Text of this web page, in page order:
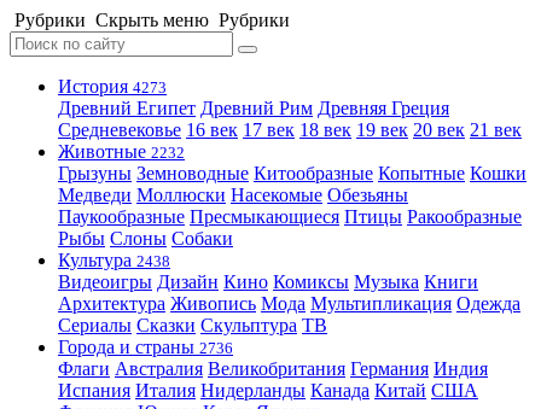
Рубрики Скрыть меню Рубрики
История 4273
Древний Египет Древний Рим Древняя Греция
Средневековье 16 век 17 век 18 век 19 век 20 век 21 век
Животные 2232
Грызуны Земноводные Китообразные Копытные Кошки
Медведи Моллюски Насекомые Обезьяны
Паукообразные Пресмыкающиеся Птицы Ракообразные
Рыбы Слоны Собаки
Культура 2438
Видеоигры Дизайн Кино Комиксы Музыка Книги
Архитектура Живопись Мода Мультипликация Одежда
Сериалы Сказки Скульптура ТВ
Города и страны 2736
Флаги Австралия Великобритания Германия Индия
Испания Италия Нидерланды Канада Китай США